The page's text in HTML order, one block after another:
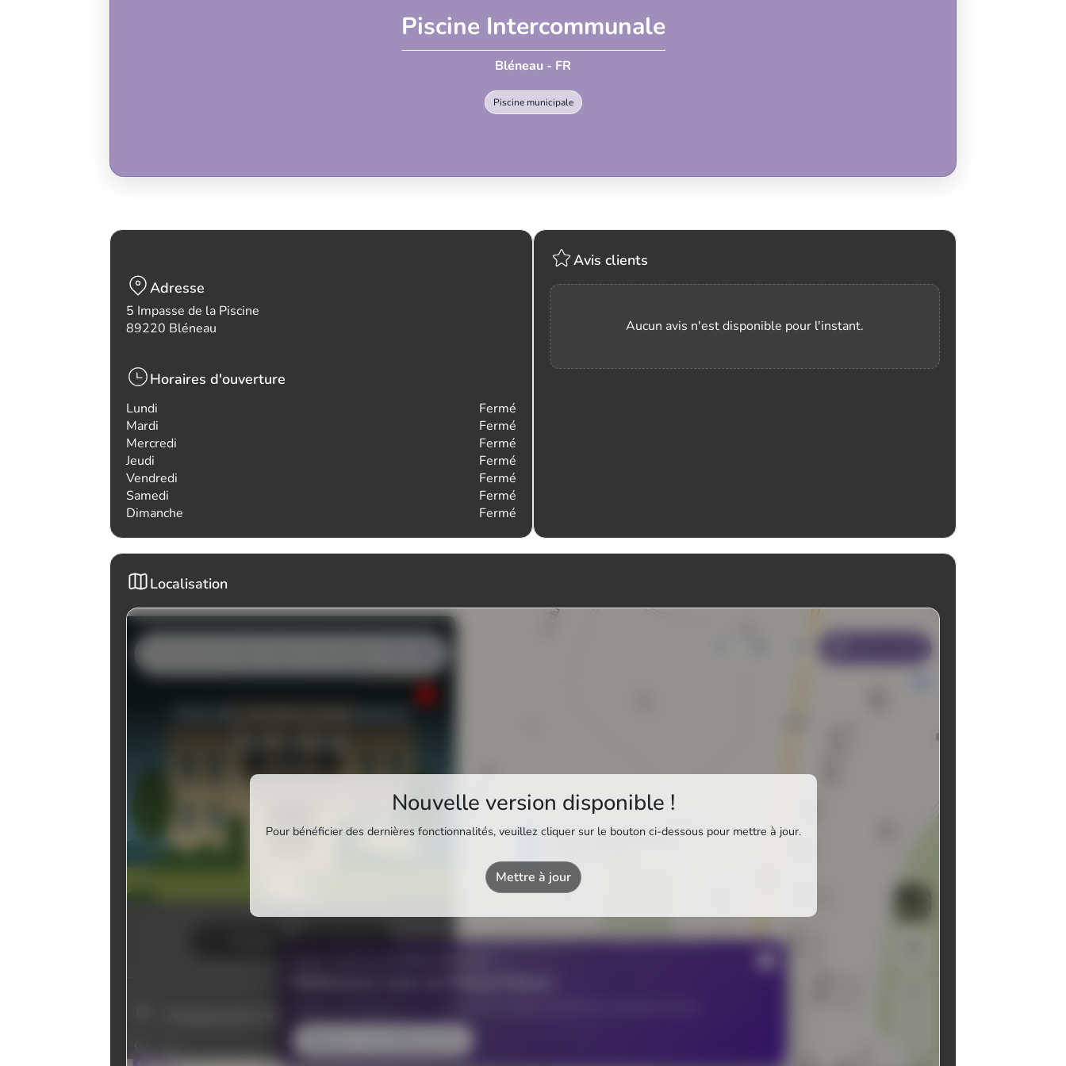
Piscine Intercommunale
Bléneau - FR
Piscine municipale
Adresse
5 Impasse de la Piscine
89220 Bléneau
Horaires d'ouverture
Lundi
Fermé
Mardi
Fermé
Mercredi
Fermé
Jeudi
Fermé
Vendredi
Fermé
Samedi
Fermé
Dimanche
Fermé
Avis clients
Aucun avis n'est disponible pour l'instant.
Localisation